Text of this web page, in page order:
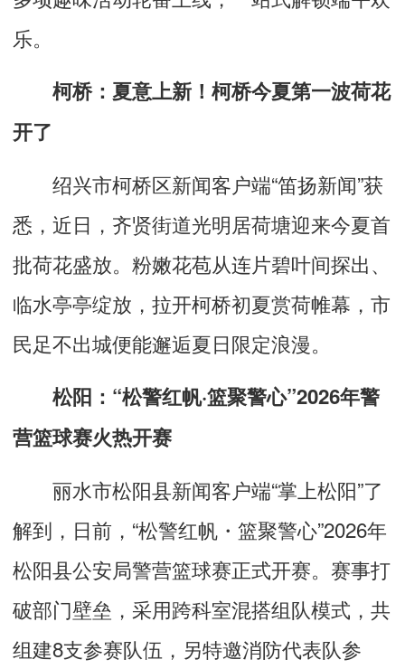
乐。
柯桥：夏意上新！柯桥今夏第一波荷花
开了
绍兴市柯桥区新闻客户端“笛扬新闻”获
悉，近日，齐贤街道光明居荷塘迎来今夏首
批荷花盛放。粉嫩花苞从连片碧叶间探出、
临水亭亭绽放，拉开柯桥初夏赏荷帷幕，市
民足不出城便能邂逅夏日限定浪漫。
松阳：“松警红帆·篮聚警心”2026年警
营篮球赛火热开赛
丽水市松阳县新闻客户端“掌上松阳”了
解到，日前，“松警红帆・篮聚警心”2026年
松阳县公安局警营篮球赛正式开赛。赛事打
破部门壁垒，采用跨科室混搭组队模式，共
组建8支参赛队伍，另特邀消防代表队参